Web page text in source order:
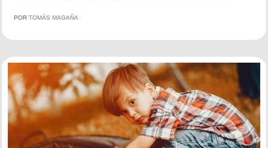
POR TOMÁS MAGAÑA